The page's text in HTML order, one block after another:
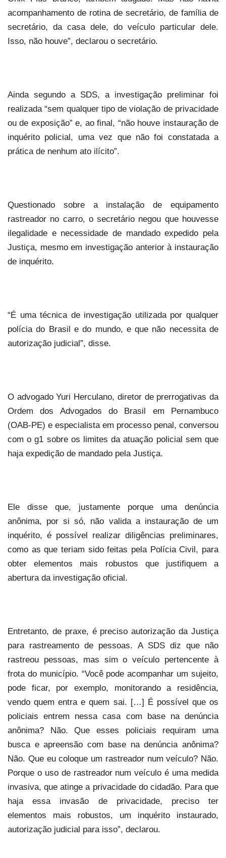
acompanhamento de rotina de secretário, de família de
secretário, da casa dele, do veículo particular dele.
Isso, não houve”, declarou o secretário.
Ainda segundo a SDS, a investigação preliminar foi
realizada “sem qualquer tipo de violação de privacidade
ou de exposição” e, ao final, “não houve instauração de
inquérito policial, uma vez que não foi constatada a
prática de nenhum ato ilícito”.
Questionado sobre a instalação de equipamento
rastreador no carro, o secretário negou que houvesse
ilegalidade e necessidade de mandado expedido pela
Justiça, mesmo em investigação anterior à instauração
de inquérito.
“É uma técnica de investigação utilizada por qualquer
polícia do Brasil e do mundo, e que não necessita de
autorização judicial”, disse.
O advogado Yuri Herculano, diretor de prerrogativas da
Ordem dos Advogados do Brasil em Pernambuco
(OAB-PE) e especialista em processo penal, conversou
com o g1 sobre os limites da atuação policial sem que
haja expedição de mandado pela Justiça.
Ele disse que, justamente porque uma denúncia
anônima, por si só, não valida a instauração de um
inquérito, é possível realizar diligências preliminares,
como as que teriam sido feitas pela Polícia Civil, para
obter elementos mais robustos que justifiquem a
abertura da investigação oficial.
Entretanto, de praxe, é preciso autorização da Justiça
para rastreamento de pessoas. A SDS diz que não
rastreou pessoas, mas sim o veículo pertencente à
frota do município. “Você pode acompanhar um sujeito,
pode ficar, por exemplo, monitorando a residência,
vendo quem entra e quem sai. […] É possível que os
policiais entrem nessa casa com base na denúncia
anônima? Não. Que esses policiais requiram uma
busca e apreensão com base na denúncia anônima?
Não. Que eu coloque um rastreador num veículo? Não.
Porque o uso de rastreador num veículo é uma medida
invasiva, que atinge a privacidade do cidadão. Para que
haja essa invasão de privacidade, preciso ter
elementos mais robustos, um inquérito instaurado,
autorização judicial para isso”, declarou.